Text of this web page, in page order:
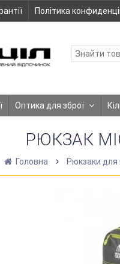
Політика
Оптика для зброї
РЮКЗАК
Головна Рюкзаки для